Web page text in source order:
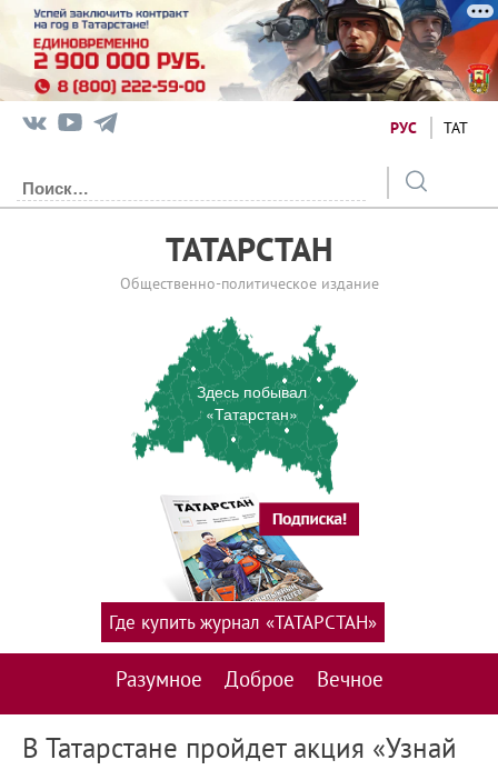
РУС ТАТ
ТАТАРСТАН
Общественно-политическое издание
Здесь побывал
«Татарстан»
Разумное Доброе Вечное
Где купить журнал «ТАТАРСТАН»
В Татарстане пройдет акция «Узнай